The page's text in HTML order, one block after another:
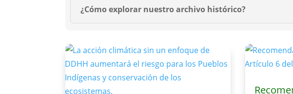
¿Cómo explorar nuestro archivo histórico?